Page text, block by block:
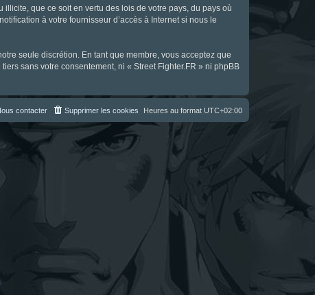
que ce soit en vertu des lois de votre pays, du pays où
à votre fournisseur d’accès à Internet si nous le
seule discrétion. En tant que membre, vous acceptez que
sans votre consentement, ni « Street Fighter.FR » ni phpBB
Heures au format UTC+02:00
Supprimer les cookies
contacter